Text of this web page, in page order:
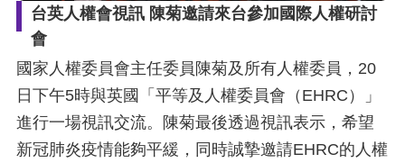
台英人權會視訊 陳菊邀請來台參加國際人權研討
會
國家人權委員會主任委員陳菊及所有人權委員，20
日下午5時與英國「平等及人權委員會（EHRC）」
進行一場視訊交流。陳菊最後透過視訊表示，希望
新冠肺炎疫情能夠平緩，同時誠摯邀請EHRC的人權